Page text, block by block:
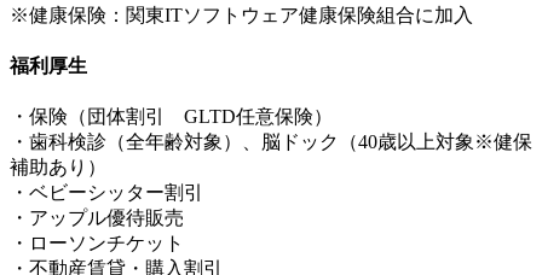
※健康保険：関東ITソフトウェア健康保険組合に加入
福利厚生
・保険（団体割引 GLTD任意保険）
・歯科検診（全年齢対象）、脳ドック（40歳以上対象※健保
補助あり）
・ベビーシッター割引
・アップル優待販売
・ローソンチケット
・不動産賃貸・購入割引